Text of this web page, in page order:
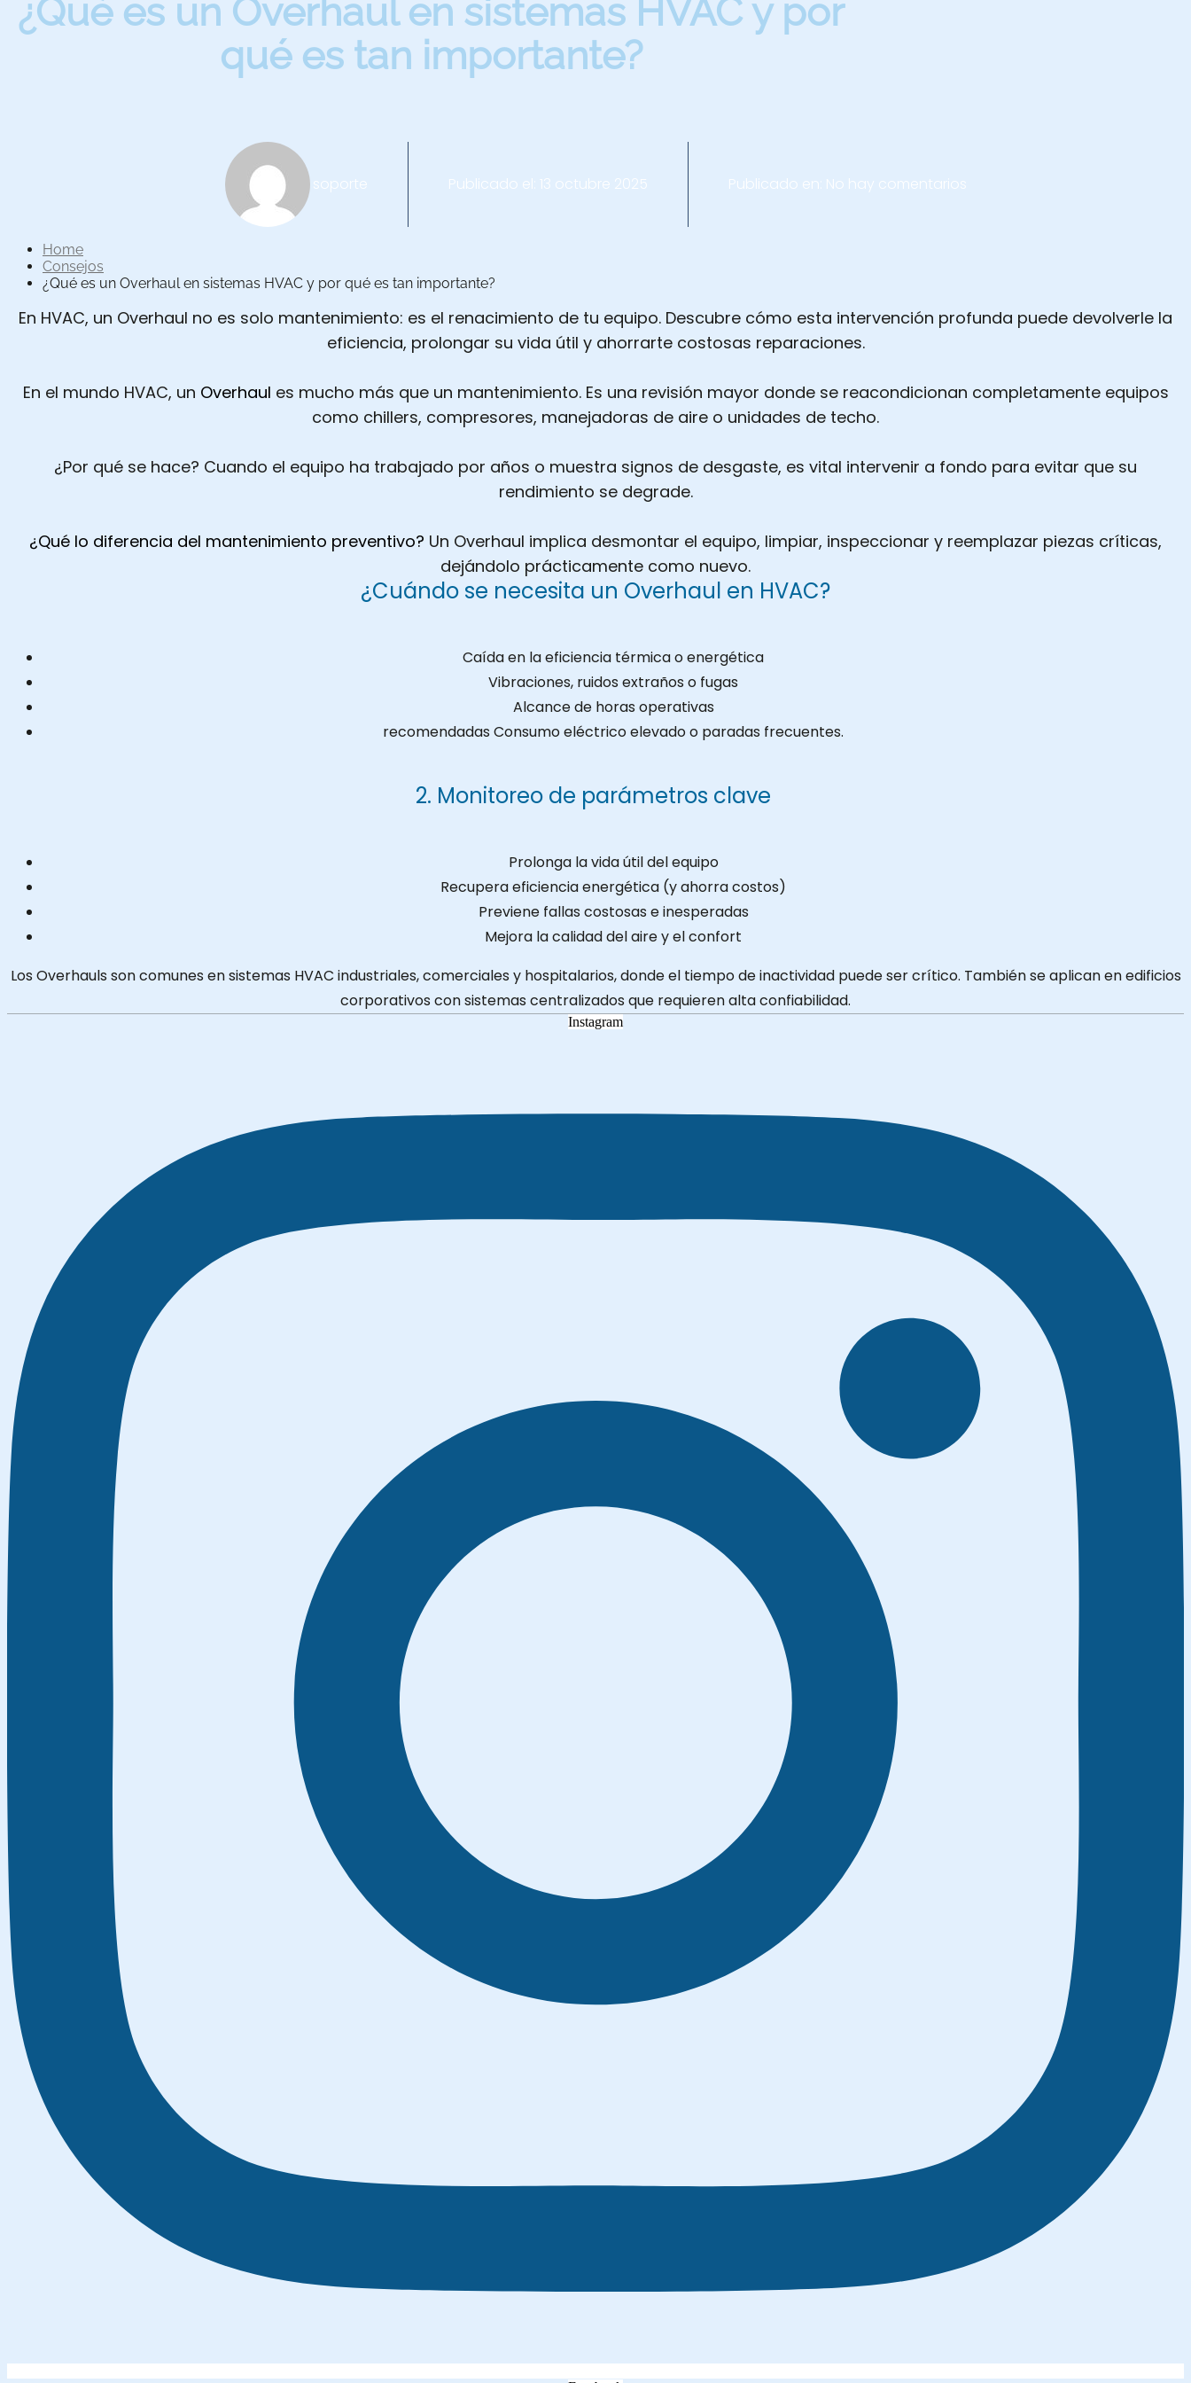
¿Qué es un Overhaul en sistemas HVAC y por
qué es tan importante?
Autor: soporte Publicado el: 13 octubre 2025 Publicado en: No hay comentarios
Home
Consejos
¿Qué es un Overhaul en sistemas HVAC y por qué es tan importante?
En HVAC, un Overhaul no es solo mantenimiento: es el renacimiento de tu equipo. Descubre cómo esta intervención profunda puede devolverle la
eficiencia, prolongar su vida útil y ahorrarte costosas reparaciones.
En el mundo HVAC, un Overhaul es mucho más que un mantenimiento. Es una revisión mayor donde se reacondicionan completamente equipos
como chillers, compresores, manejadoras de aire o unidades de techo.
¿Por qué se hace? Cuando el equipo ha trabajado por años o muestra signos de desgaste, es vital intervenir a fondo para evitar que su
rendimiento se degrade.
¿Qué lo diferencia del mantenimiento preventivo? Un Overhaul implica desmontar el equipo, limpiar, inspeccionar y reemplazar piezas críticas,
dejándolo prácticamente como nuevo.
¿Cuándo se necesita un Overhaul en HVAC?
Caída en la eficiencia térmica o energética
Vibraciones, ruidos extraños o fugas
Alcance de horas operativas
recomendadas Consumo eléctrico elevado o paradas frecuentes.
2. Monitoreo de parámetros clave
Prolonga la vida útil del equipo
Recupera eficiencia energética (y ahorra costos)
Previene fallas costosas e inesperadas
Mejora la calidad del aire y el confort
Los Overhauls son comunes en sistemas HVAC industriales, comerciales y hospitalarios, donde el tiempo de inactividad puede ser crítico. También se aplican en edificios
corporativos con sistemas centralizados que requieren alta confiabilidad.
Instagram